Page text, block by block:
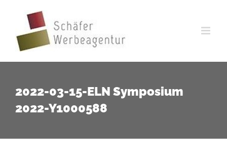
springen
2022-03-15-ELN Symposium
2022-Y1000588